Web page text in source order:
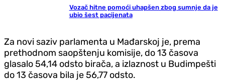
Vozač hitne pomoći uhapšen zbog sumnje da je
ubio šest pacijenata
Za novi saziv parlamenta u Mađarskoj je, prema
prethodnom saopštenju komisije, do 13 časova
glasalo 54,14 odsto birača, a izlaznost u Budimpešti
do 13 časova bila je 56,77 odsto.